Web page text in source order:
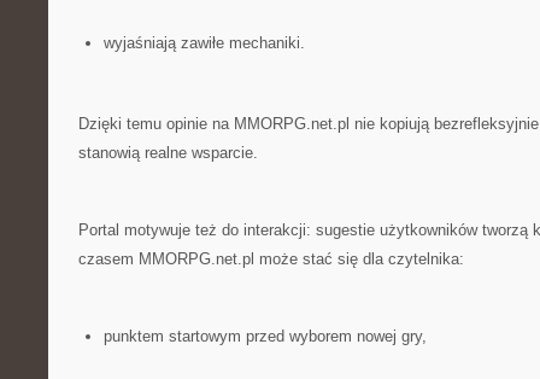
wyjaśniają zawiłe mechaniki.
Dzięki temu opinie na MMORPG.net.pl nie kopiują
stanowią realne wsparcie.
Portal motywuje też do interakcji: sugestie użytkowników tworzą
czasem MMORPG.net.pl może stać się dla czytelnika:
punktem startowym przed wyborem nowej gry,